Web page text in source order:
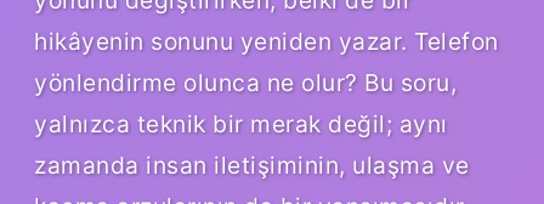
hikâyenin sonunu yeniden yazar. Telefon
yönlendirme olunca ne olur? Bu soru,
yalnızca teknik bir merak değil; aynı
zamanda insan iletişiminin, ulaşma ve